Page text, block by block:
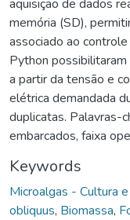
aquisição de dados
memória (SD),
associado ao
Python
a partir da tensão e
elétrica demandada
duplicatas. Palavras-
embarcados, faixa
Keywords
Microalgas - Cultura
obliquus, Biomassa,